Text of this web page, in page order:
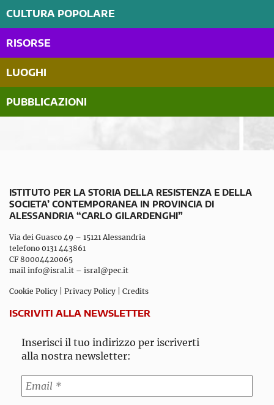
CULTURA POPOLARE
RISORSE
LUOGHI
PUBBLICAZIONI
ISTITUTO PER LA STORIA DELLA RESISTENZA E DELLA
SOCIETA’ CONTEMPORANEA IN PROVINCIA DI
ALESSANDRIA “CARLO GILARDENGHI”
Via dei Guasco 49 – 15121 Alessandria
telefono 0131 443861
CF 80004420065
mail info@isral.it – isral@pec.it
Cookie Policy Privacy Policy Credits
ISCRIVITI ALLA NEWSLETTER
Inserisci il tuo indirizzo per iscriverti
alla nostra newsletter: